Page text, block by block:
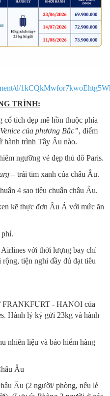
d/
TRÌNH:
cổ tích đẹp mê hồn thuộc phía
của phương Bắc”, điểm
hành trình Tây Âu nào.
ngưỡng vẻ đẹp thủ đô Paris.
– trái tim xanh của châu Âu.
4 sao tiêu chuẩn châu Âu.
kẽ thực đơn Âu Á với mức ăn
phí.
Airlines với thời lượng bay chỉ
tiện nghi đầy đủ đạt tiêu
FRANKFURT - HANOI của
Hành lý ký gửi 23kg và hành
nhiên liệu và bảo hiểm hàng
Âu
Âu (2 người/ phòng, nếu lẻ